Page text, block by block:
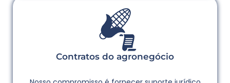
Contratos do agronegócio